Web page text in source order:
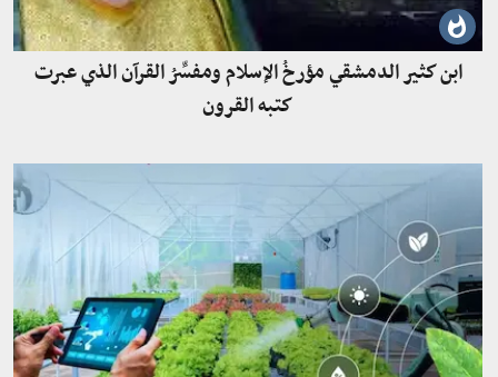
ابن كثير الدمشقي مؤرخُ الإسلام ومفسِّرُ القرآن الذي عبرت
كتبه القرون